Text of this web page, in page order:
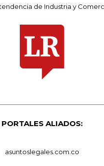
de Industria y
PORTALES ALIADOS:
asuntoslegales.com.co